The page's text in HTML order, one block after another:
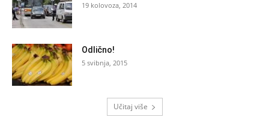
19 kolovoza, 2014
Odlično!
5 svibnja, 2015
Učitaj više